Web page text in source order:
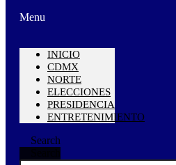
Menu
INICIO
CDMX
NORTE
ELECCIONES
PRESIDENCIA
ENTRETENIMIENTO
Search